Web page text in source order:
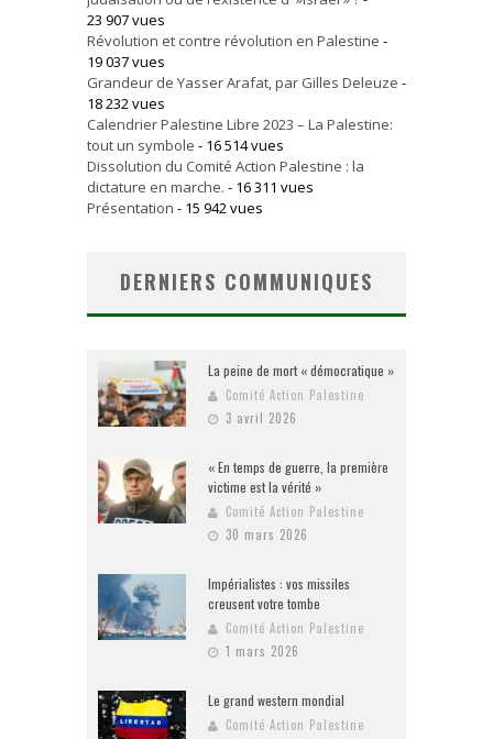
23 907 vues
Révolution et contre révolution en Palestine -
19 037 vues
Grandeur de Yasser Arafat, par Gilles Deleuze -
18 232 vues
Calendrier Palestine Libre 2023 – La Palestine:
tout un symbole - 16 514 vues
Dissolution du Comité Action Palestine : la
dictature en marche. - 16 311 vues
Présentation - 15 942 vues
DERNIERS COMMUNIQUES
La peine de mort « démocratique »
Comité Action Palestine
3 avril 2026
« En temps de guerre, la première
victime est la vérité »
Comité Action Palestine
30 mars 2026
Impérialistes : vos missiles
creusent votre tombe
Comité Action Palestine
1 mars 2026
Le grand western mondial
Comité Action Palestine